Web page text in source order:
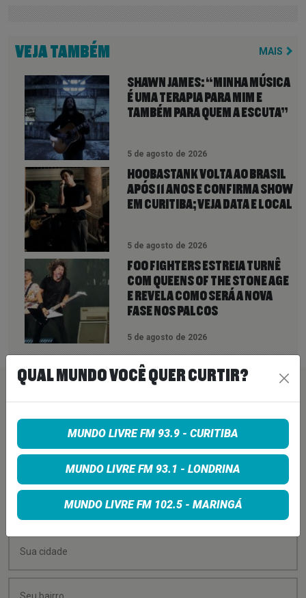
VEJA TAMBÉM MAIS
SHAWN JAMES: “MINHA MÚSICA
É UMA TERAPIA PARA MIM E
TAMBÉM PARA QUEM A ESCUTA”
5 de agosto de 2026
HOOBASTANK VOLTA AO BRASIL
APÓS 11 ANOS E CONFIRMA SHOW
EM CURITIBA; VEJA DATA E LOCAL
5 de agosto de 2026
FOO FIGHTERS ESTREIA TURNÊ
COM QUEENS OF THE STONE AGE
E REVELA COMO SERÁ A NOVA
FASE NOS PALCOS
5 de agosto de 2026
PEÇA SUA MÚSICA
Quer sugerir uma música para rolar na minha
programação? É só preencher os campos abaixo:
QUAL MUNDO VOCÊ QUER CURTIR?
MUNDO LIVRE FM 93.9 - CURITIBA
MUNDO LIVRE FM 93.1 - LONDRINA
MUNDO LIVRE FM 102.5 - MARINGÁ